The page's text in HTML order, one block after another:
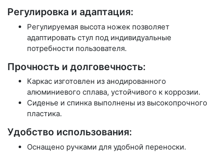
Регулировка и адаптация:
Регулируемая высота ножек позволяет
адаптировать стул под индивидуальные
потребности пользователя.
Прочность и долговечность:
Каркас изготовлен из анодированного
алюминиевого сплава, устойчивого к коррозии.
Сиденье и спинка выполнены из высокопрочного
пластика.
Удобство использования:
Оснащено ручками для удобной переноски.